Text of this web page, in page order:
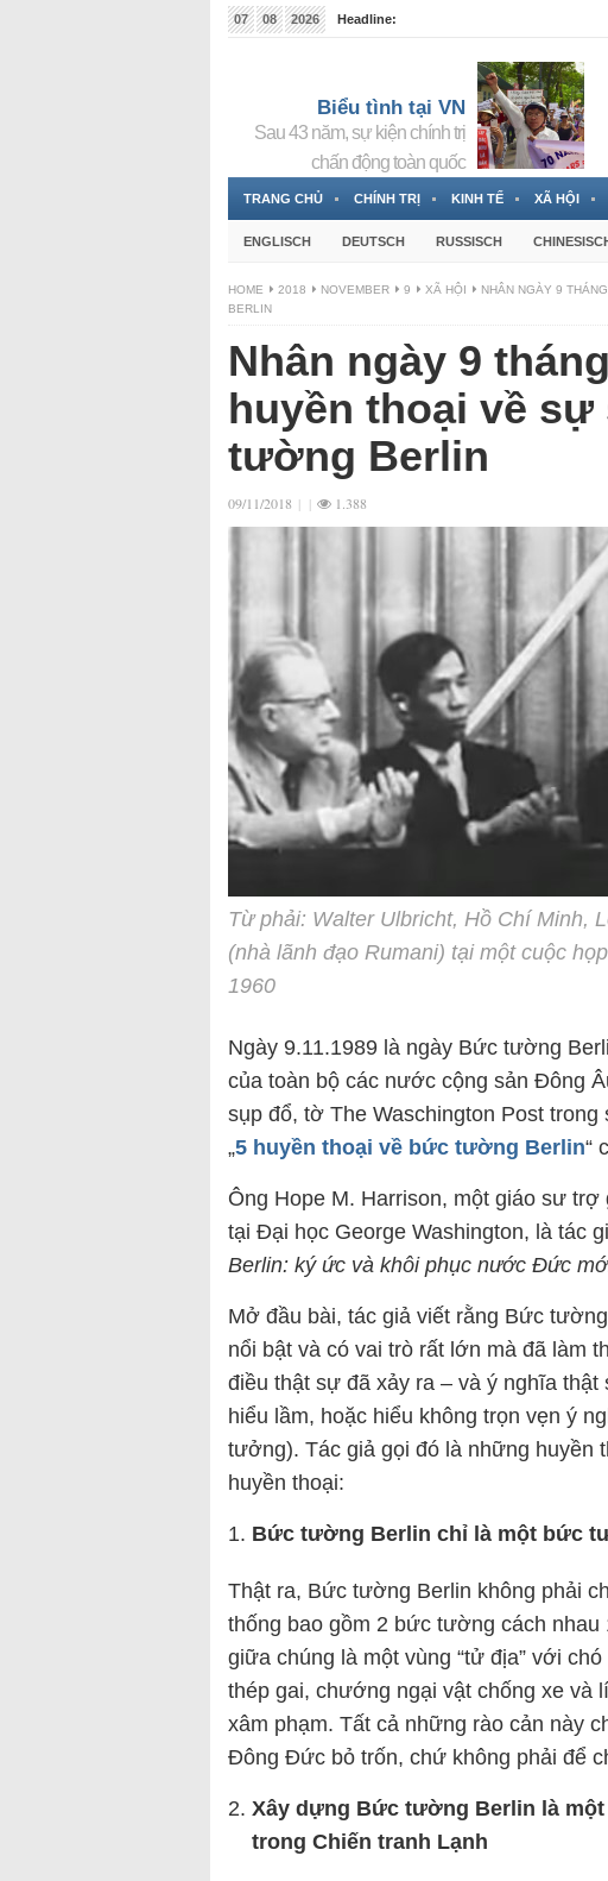
07 08 2026
Headline:
Biểu tình tại VN
Sau 43 năm, sự kiện chính trị
chấn động toàn quốc
TRANG CHỦ CHÍNH TRỊ KINH TẾ XÃ HỘI
ENGLISCH DEUTSCH RUSSISCH
HOME 2018 NOVEMBER 9 XÃ HỘI
NHÂN NGÀY 9
BERLIN
Nhân ngày 9
huyền thoại về
tường Berlin
09/11/2018 | | 1.388
Từ phải: Walter Ulbricht, Hồ Chí Minh,
(nhà lãnh đạo Rumani) tại một cuộc
1960
Ngày 9.11.1989 là ngày Bức tường
của toàn bộ các nước cộng sản Đông
sụp đổ, tờ The Waschington Post
„5 huyền thoại về bức tường Berlin“
Ông Hope M. Harrison, một giáo sư
tại Đại học George Washington, là tác
Berlin: ký ức và khôi phục nước Đức
Mở đầu bài, tác giả viết rằng Bức
nổi bật và có vai trò rất lớn mà đã làm
điều thật sự đã xảy ra – và ý nghĩa
hiểu lầm, hoặc hiểu không trọn vẹn ý
tưởng). Tác giả gọi đó là những huyền
huyền thoại:
Bức tường Berlin chỉ là một bức
Thật ra, Bức tường Berlin không phải
thống bao gồm 2 bức tường cách
giữa chúng là một vùng “tử địa” với
thép gai, chướng ngại vật chống xe và
xâm phạm. Tất cả những rào cản này
Đông Đức bỏ trốn, chứ không phải để
Xây dựng Bức tường Berlin là
trong Chiến tranh Lạnh